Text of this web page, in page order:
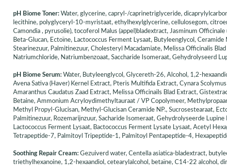
pH Biome Toner:Water, glycerine, capryl-/caprinetriglyceride,
lecithine, polyglyceryl-10-myristaat, ethylhexylglycerine, cellulosegom,
Camondia , pyrusolie), tocoferol Malus (appel)bladextract, Jasminum
Beta-Glucan, Ectoïne, Lactococcus Ferment Lysaat, Butyleenglycol,
Stearinezuur, Palmitinezuur, Cholesteryl Macadamiate, Melissa Officinalis
Natriumchloride, Natriumbenzoaat, Saccharide Isomeraat, Gehydrolyseerd
pH Biome Serum:Water, Butyleenglycol, Glycereth-26, Alcohol, 1,2-
Avena Sativa (Haver) Kernel Extract, Pteris Multifida Extract, Cynara
Amaranthus Caudatus Zaad Extract, Melissa Officinails Blad Extract,
Betaine, Ammonium Acryloydimethyltauraat / VP Copolymeer,
Methyl Propyl-Glucisan, Methyl-Glucisan Ceramide NP., Sucrosestearaat,
Palmitinezuur, Rozemarijnzuur, Sacharide Isomeraat, Gehydrolyseerde
Lactococcus Ferment Lysaat, Bactococcus Ferment Lysate Lysaat, Acetyl
Tetrapeptide-7, Palmitoyl Tripeptide-1, Palmitoyl Pentapeptide-4,
Soothing Repair Cream:Gezuiverd water, Centella asiatica-bladextract,
triethylhexanoine, 1,2-hexaandiol, cetearylalcohol, betaïne, C14-22 alcohol,